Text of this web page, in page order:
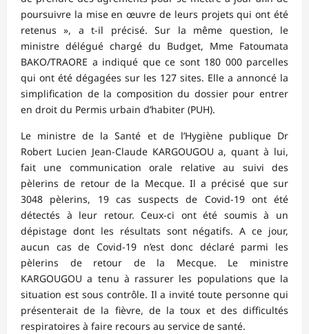
poursuivre la mise en œuvre de leurs projets qui ont été
retenus », a t-il précisé. Sur la même question, le
ministre délégué chargé du Budget, Mme Fatoumata
BAKO/TRAORE a indiqué que ce sont 180 000 parcelles
qui ont été dégagées sur les 127 sites. Elle a annoncé la
simplification de la composition du dossier pour entrer
en droit du Permis urbain d’habiter (PUH).
Le ministre de la Santé et de l’Hygiène publique Dr
Robert Lucien Jean-Claude KARGOUGOU a, quant à lui,
fait une communication orale relative au suivi des
pèlerins de retour de la Mecque. Il a précisé que sur
3048 pèlerins, 19 cas suspects de Covid-19 ont été
détectés à leur retour. Ceux-ci ont été soumis à un
dépistage dont les résultats sont négatifs. A ce jour,
aucun cas de Covid-19 n’est donc déclaré parmi les
pèlerins de retour de la Mecque. Le ministre
KARGOUGOU a tenu à rassurer les populations que la
situation est sous contrôle. Il a invité toute personne qui
présenterait de la fièvre, de la toux et des difficultés
respiratoires à faire recours au service de santé.